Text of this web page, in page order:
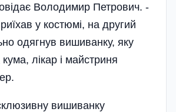
Володимир Петрович. -
у костюмі, на другий
одягнув вишиванку, яку
лікар і майстриня
вишиванку